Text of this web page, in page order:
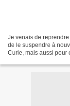
Je venais de
de le suspendre à
Curie, mais aussi pour